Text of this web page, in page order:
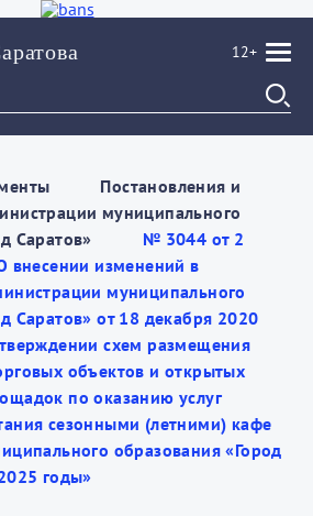
12+
Постановления и
муниципального
Саратов»
№ 3044 от 2
внесении изменений в
муниципального
Саратов» от 18 декабря 2020
схем размещения
объектов и открытых
по оказанию услуг
сезонными (летними) кафе
образования «Город
годы»